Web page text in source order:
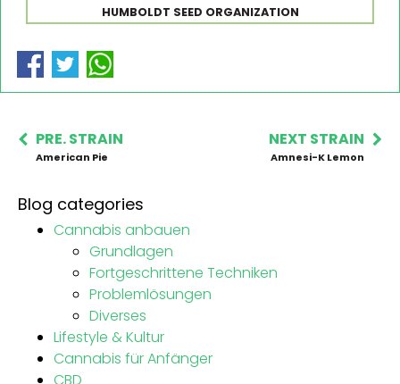
HUMBOLDT SEED ORGANIZATION
PRE. STRAIN
American Pie
NEXT STRAIN
Amnesi-K Lemon
Blog categories
Cannabis anbauen
Grundlagen
Fortgeschrittene Techniken
Problemlösungen
Diverses
Lifestyle & Kultur
Cannabis für Anfänger
CBD